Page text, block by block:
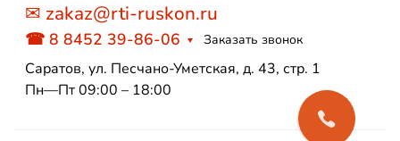
✉ zakaz@rti-ruskon.ru
☎ 8 8452 39-86-06 Заказать звонок
Саратов, ул. Песчано-Уметская, д. 43, стр. 1
Пн—Пт 09:00 – 18:00